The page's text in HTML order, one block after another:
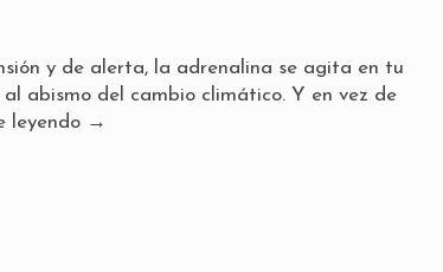
y de alerta, la adrenalina se agita en tu
abismo del cambio climático. Y en vez de
leyendo →